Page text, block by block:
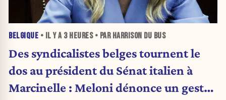
BELGIQUE • IL Y A 3 HEURES• PAR HARRISON DU BUS
Des syndicalistes belges tournent le
dos au président du Sénat italien à
Marcinelle : Meloni dénonce un geste